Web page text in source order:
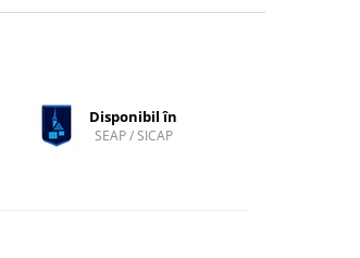
Disponibil în
SEAP / SICAP